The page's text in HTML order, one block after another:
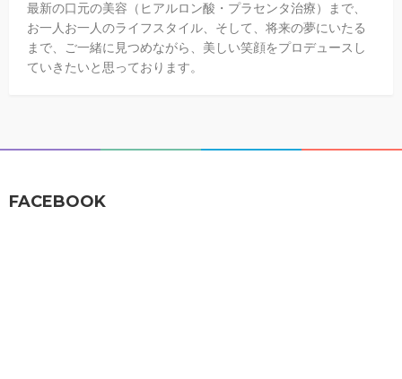
最新の口元の美容（ヒアルロン酸・プラセンタ治療）まで、
お一人お一人のライフスタイル、そして、将来の夢にいたる
まで、ご一緒に見つめながら、美しい笑顔をプロデュースし
ていきたいと思っております。
FACEBOOK